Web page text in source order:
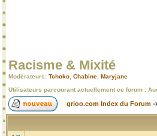
Racisme & Mixité
Modérateurs: Tchoko Chabine Maryjane
Utilisateurs parcourant actuellement ce forum :
grioo.com Index du Forum -